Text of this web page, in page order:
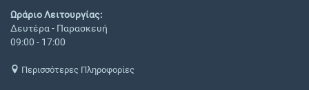
Ωράριο Λειτουργίας:
Δευτέρα - Παρασκευή
09:00 - 17:00
Περισσότερες Πληροφορίες